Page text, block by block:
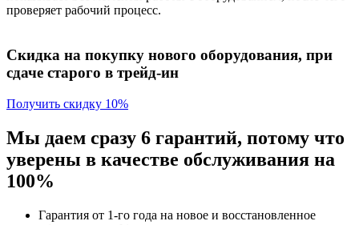
проверяет рабочий процесс.
Скидка на покупку нового оборудования, при
сдаче старого в трейд-ин
Получить скидку 10%
Мы даем сразу 6 гарантий, потому что
уверены в качестве обслуживания на
100%
Гарантия от 1-го года на новое и восстановленное